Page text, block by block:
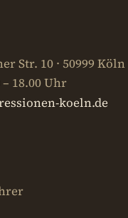
Str. 10 · 50999 Köln
18.00 Uhr
koeln.de